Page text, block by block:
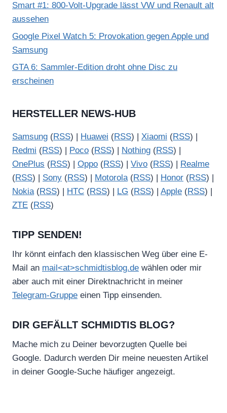
Smart #1: 800-Volt-Upgrade lässt VW und Renault alt
aussehen
Google Pixel Watch 5: Provokation gegen Apple und
Samsung
GTA 6: Sammler-Edition droht ohne Disc zu
erscheinen
HERSTELLER NEWS-HUB
Samsung (RSS) | Huawei (RSS) | Xiaomi (RSS) |
Redmi (RSS) | Poco (RSS) | Nothing (RSS) |
OnePlus (RSS) | Oppo (RSS) | Vivo (RSS) |
Realme
(RSS) | Sony (RSS) | Motorola(RSS) | Honor (RSS) |
Nokia(RSS) | HTC (RSS) | LG (RSS) | Apple (RSS) |
ZTE (RSS)
TIPP SENDEN!
Ihr könnt einfach den klassischen Weg über eine E-
Mail an mail<at>schmidtisblog.de wählen oder mir
aber auch mit einer Direktnachricht in meiner
Telegram-Gruppe einen Tipp einsenden.
DIR GEFÄLLT SCHMIDTIS BLOG?
Mache mich zu Deiner bevorzugten Quelle bei
Google. Dadurch werden Dir meine neuesten Artikel
in deiner Google-Suche häufiger angezeigt.